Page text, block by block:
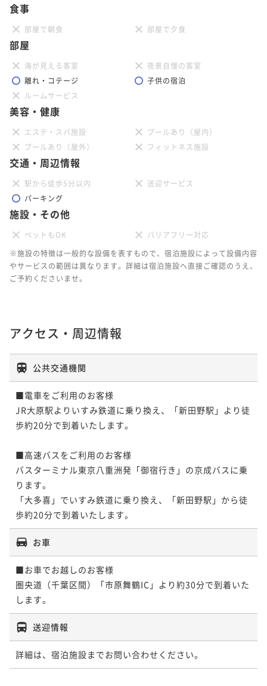
食事
部屋で朝食 部屋で夕食
部屋
海が見える客室
夜景自慢の客室
離れ・コテージ
子供の宿泊
ルームサービス
美容・健康
エステ・スパ施設
プールあり（屋内）
プールあり（屋外）
フィットネス施設
交通・周辺情報
駅から徒歩5分以内
送迎サービス
パーキング
施設・その他
ペットもOK
バリアフリー対応
※施設の特徴は一般的な設備を表すもので、宿泊施設によって設備内容
やサービスの範囲は異なります。詳細は宿泊施設へ直接ご確認のうえ、
ご予約くださいませ。
アクセス・周辺情報
公共交通機関
■電車をご利用のお客様
JR大原駅よりいすみ鉄道に乗り換え、「新田野駅」より徒
歩約20分で到着いたします。
■高速バスをご利用のお客様
バスターミナル東京八重洲発「御宿行き」の京成バスに乗
ります。
「大多喜」でいすみ鉄道に乗り換え、「新田野駅」から徒
歩約20分で到着いたします。
お車
■お車でお越しのお客様
圏央道（千葉区間）「市原舞鶴IC」より約30分で到着いた
送迎情報
詳細は、宿泊施設までお問い合わせください。